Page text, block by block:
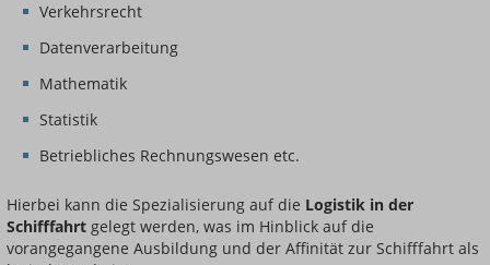
Verkehrsrecht
Datenverarbeitung
Mathematik
Statistik
Betriebliches Rechnungswesen etc.
Hierbei kann die Spezialisierung auf die Logistik in der
Schifffahrt gelegt werden, was im Hinblick auf die
vorangegangene Ausbildung und der Affinität zur Schifffahrt als